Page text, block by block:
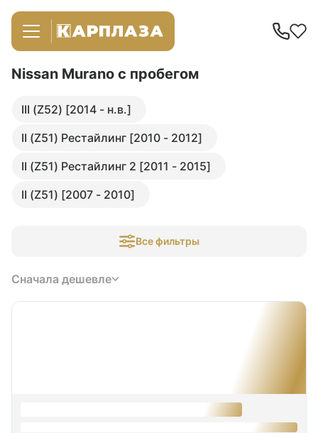
Nissan Murano с пробегом
III (Z52) [2014 - н.в.]
II (Z51) Рестайлинг [2010 - 2012]
II (Z51) Рестайлинг 2 [2011 - 2015]
II (Z51) [2007 - 2010]
Все фильтры
Сначала дешевле